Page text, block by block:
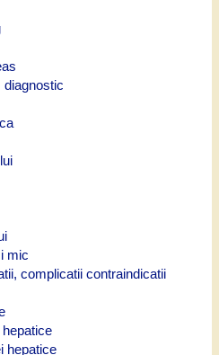
diagnostic
mic
complicatii contraindicatii
hepatice